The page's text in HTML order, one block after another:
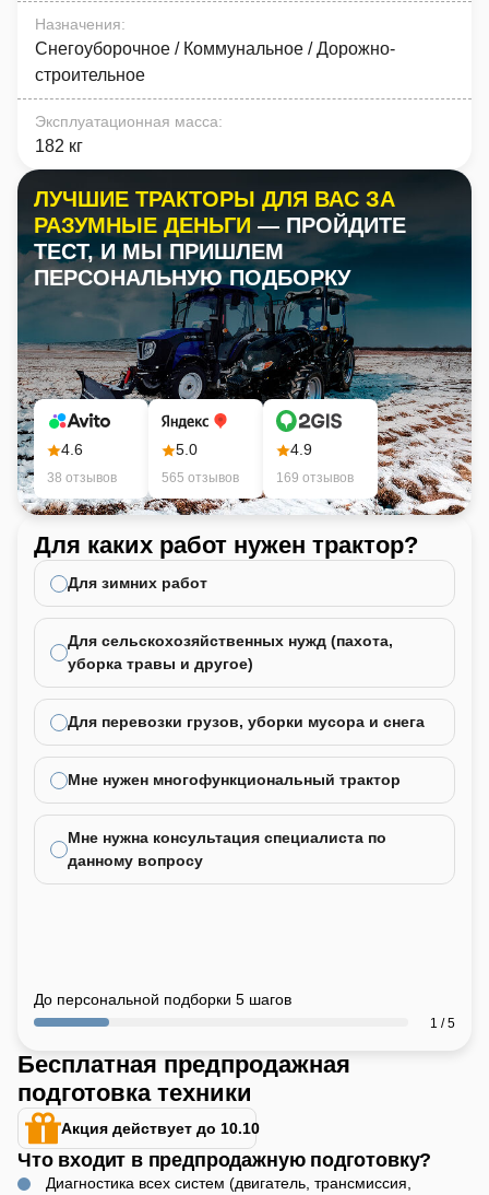
Назначения:
Снегоуборочное / Коммунальное / Дорожно-
строительное
Эксплуатационная масса:
182 кг
ЛУЧШИЕ ТРАКТОРЫ ДЛЯ ВАС ЗА
РАЗУМНЫЕ ДЕНЬГИ — ПРОЙДИТЕ
ТЕСТ, И МЫ ПРИШЛЕМ
ПЕРСОНАЛЬНУЮ ПОДБОРКУ
4.6
38 отзывов
5.0
565 отзывов
4.9
169 отзывов
Для каких работ нужен трактор?
Для зимних работ
Для сельскохозяйственных нужд (пахота,
уборка травы и другое)
Для перевозки грузов, уборки мусора и снега
Мне нужен многофункциональный трактор
Мне нужна консультация специалиста по
данному вопросу
До персональной подборки 5 шагов
1 / 5
Бесплатная предпродажная
подготовка техники
Акция действует до 10.10
Что входит в предпродажную подготовку?
Диагностика всех систем (двигатель, трансмиссия,